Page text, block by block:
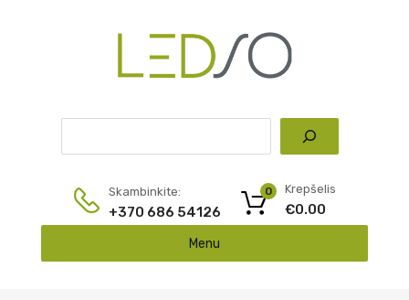
Skambinkite:
+370 686 54126
Krepšelis
€0.00
0
Menu